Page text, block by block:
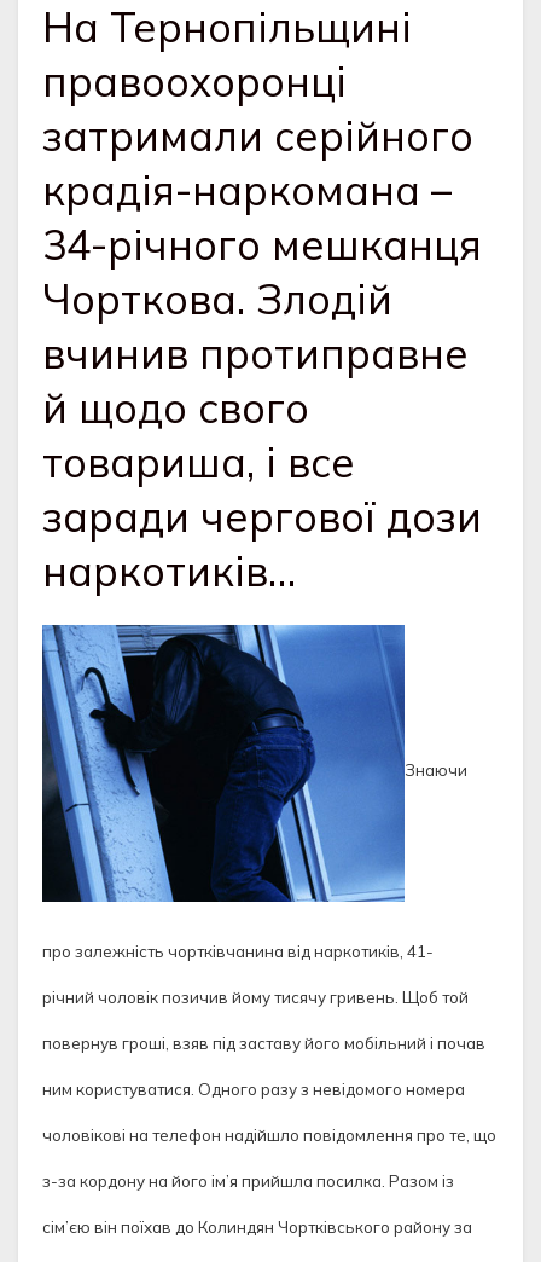
На Тернопільщині
правоохоронці
затримали серійного
крадія-наркомана –
34-річного мешканця
Чорткова. Злодій
вчинив протиправне
й щодо свого
товариша, і все
заради чергової дози
наркотиків…
Знаючи
про залежність чортківчанина від наркотиків, 41-
річний чоловік позичив йому тисячу гривень. Щоб той
повернув гроші, взяв під заставу його мобільний і почав
ним користуватися. Одного разу з невідомого номера
чоловікові на телефон надійшло повідомлення про те, що
з-за кордону на його ім’я прийшла посилка. Разом із
сім’єю він поїхав до Колиндян Чортківського району за